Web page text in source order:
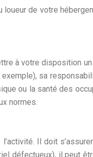
de votre
à votre disposition
sa
ou la santé des
normes.
Il doit
défectueux), il peut